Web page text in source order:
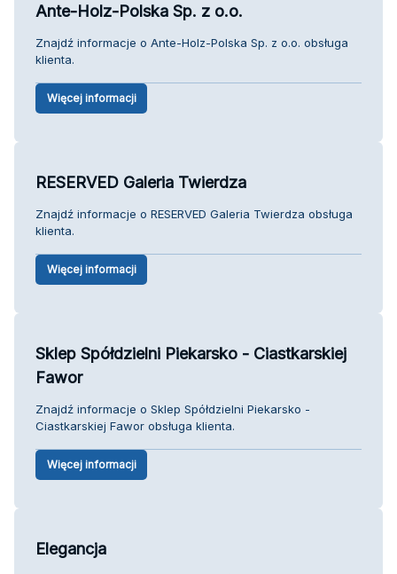
Ante-Holz-Polska Sp. z o.o.
Znajdź informacje o Ante-Holz-Polska Sp. z o.o. obsługa
klienta.
Więcej informacji
RESERVED Galeria Twierdza
Znajdź informacje o RESERVED Galeria Twierdza obsługa
klienta.
Więcej informacji
Sklep Spółdzielni Piekarsko - Ciastkarskiej
Fawor
Znajdź informacje o Sklep Spółdzielni Piekarsko -
Ciastkarskiej Fawor obsługa klienta.
Więcej informacji
Elegancja